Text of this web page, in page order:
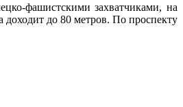
фашистскими захватчиками, на
до 80 метров. По проспекту